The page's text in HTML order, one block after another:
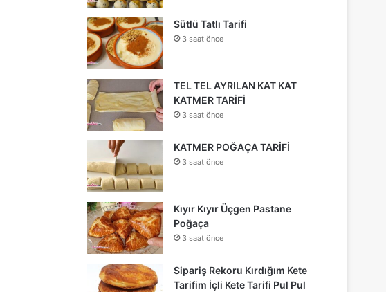
Sütlü Tatlı Tarifi
3 saat önce
TEL TEL AYRILAN KAT KAT
KATMER TARİFİ
3 saat önce
KATMER POĞAÇA TARİFİ
3 saat önce
Kıyır Kıyır Üçgen Pastane
Poğaça
3 saat önce
Sipariş Rekoru Kırdığım Kete
Tarifim İçli Kete Tarifi Pul Pul